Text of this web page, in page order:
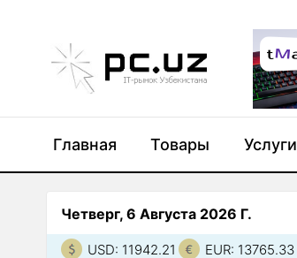
Главная Товары Услуги
Четверг, 6 Августа 2026 Г.
USD: 11942.21 EUR: 13765.33